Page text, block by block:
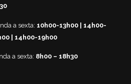
a sexta: 10h00-13h00 | 14h00-
| 14h00-19h00
a sexta: 8h00 – 18h30